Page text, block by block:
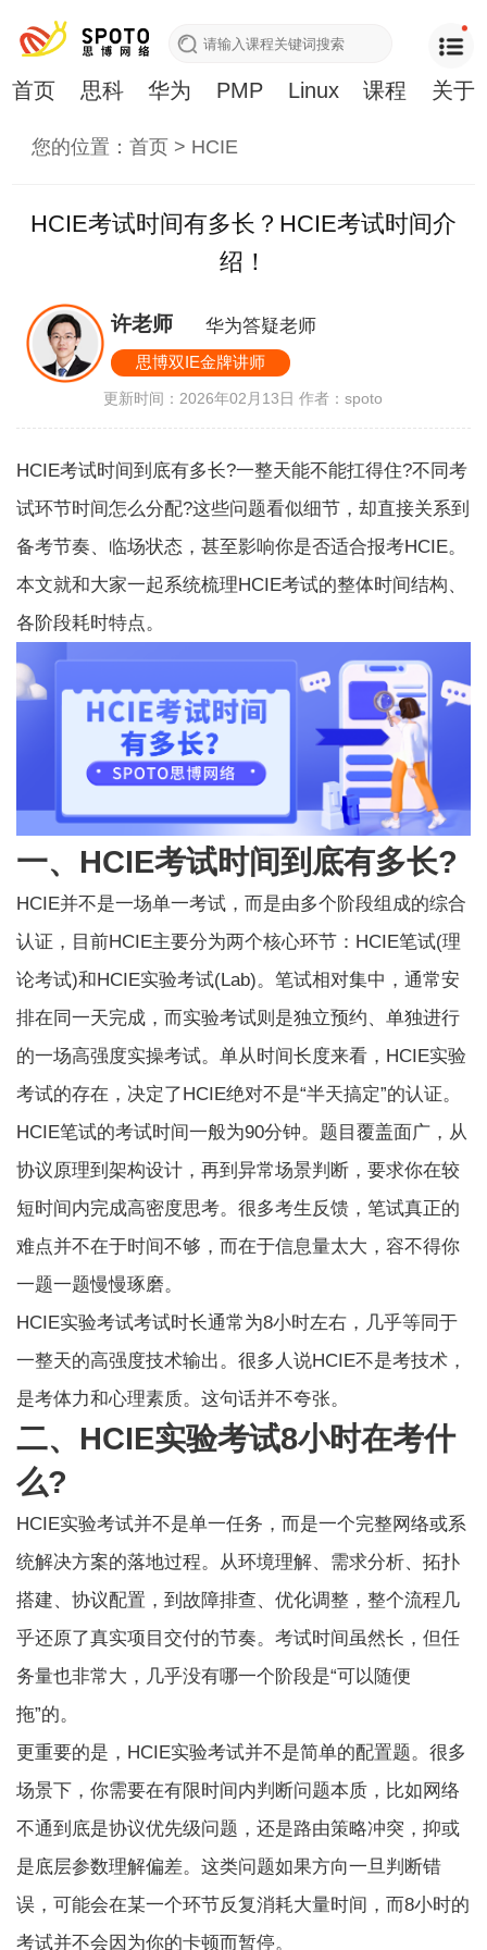
首页 思科 华为 PMP Linux 课程 关于
您的位置：首页 > HCIE
HCIE考试时间有多长？HCIE考试时间介
绍！
许老师 华为答疑老师
思博双IE金牌讲师
更新时间：2026年02月13日作者：spoto
HCIE考试时间到底有多长?一整天能不能扛得住?不同考
试环节时间怎么分配?这些问题看似细节，却直接关系到
备考节奏、临场状态，甚至影响你是否适合报考HCIE。
本文就和大家一起系统梳理HCIE考试的整体时间结构、
各阶段耗时特点。
一、HCIE考试时间到底有多长?
HCIE并不是一场单一考试，而是由多个阶段组成的综合
认证，目前HCIE主要分为两个核心环节： HCIE笔试(理
论考试)和HCIE实验考试(Lab)。笔试相对集中，通常安
排在同一天完成，而实验考试则是独立预约、单独进行
的一场高强度实操考试。单从时间长度来看，HCIE实验
考试的存在，决定了HCIE绝对不是“半天搞定”的认证。
HCIE笔试的考试时间一般为90分钟。题目覆盖面广，从
协议原理到架构设计，再到异常场景判断，要求你在较
短时间内完成高密度思考。很多考生反馈，笔试真正的
难点并不在于时间不够，而在于信息量太大，容不得你
一题一题慢慢琢磨。
HCIE实验考试考试时长通常为8小时左右，几乎等同于
一整天的高强度技术输出。很多人说HCIE不是考技术，
是考体力和心理素质。这句话并不夸张。
二、HCIE实验考试8小时在考什
么?
HCIE实验考试并不是单一任务，而是一个完整网络或系
统解决方案的落地过程。从环境理解、需求分析、拓扑
搭建、协议配置，到故障排查、优化调整，整个流程几
乎还原了真实项目交付的节奏。考试时间虽然长，但任
务量也非常大，几乎没有哪一个阶段是“可以随便
拖”的。
更重要的是，HCIE实验考试并不是简单的配置题。很多
场景下，你需要在有限时间内判断问题本质，比如网络
不通到底是协议优先级问题，还是路由策略冲突，抑或
是底层参数理解偏差。这类问题如果方向一旦判断错
误，可能会在某一个环节反复消耗大量时间，而8小时的
考试并不会因为你的卡顿而暂停。